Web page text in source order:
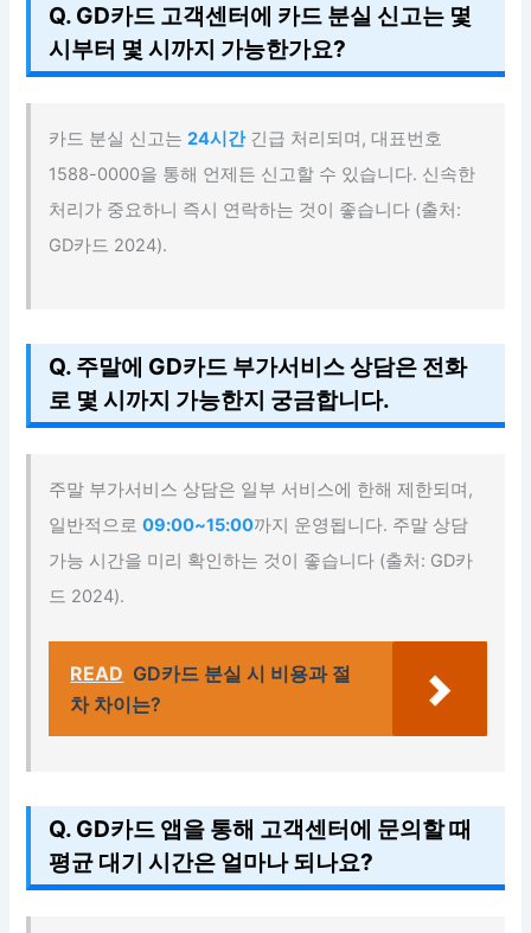
Q. GD카드 고객센터에 카드 분실 신고는 몇
시부터 몇 시까지 가능한가요?
카드 분실 신고는24시간긴급 처리되며, 대표번호
1588-0000을 통해 언제든 신고할 수 있습니다. 신속한
처리가 중요하니 즉시 연락하는 것이 좋습니다 (출처:
GD카드 2024).
Q. 주말에 GD카드 부가서비스 상담은 전화
로 몇 시까지 가능한지 궁금합니다.
주말 부가서비스 상담은 일부 서비스에 한해 제한되며,
일반적으로09:00~15:00까지 운영됩니다. 주말 상담
가능 시간을 미리 확인하는 것이 좋습니다 (출처: GD카
드 2024).
READ GD카드 분실 시 비용과 절
차 차이는?
Q. GD카드 앱을 통해 고객센터에 문의할 때
평균 대기 시간은 얼마나 되나요?